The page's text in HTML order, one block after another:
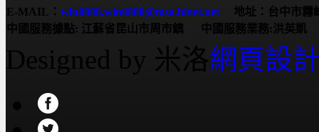
E-MAIL： win8888.win8888@msa.hinet.net 地址：台中市霧
中國服務據點: 江蘇省昆山市周市鎮 中國服務業務:洪英凱
Designed by 米洛網頁設